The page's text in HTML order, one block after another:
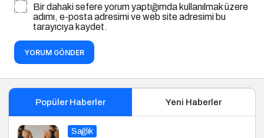
Bir dahaki sefere yorum yaptığımda kullanılmak üzere
adımı, e-posta adresimi ve web site adresimi bu
tarayıcıya kaydet.
YORUM GÖNDER
Popüler Haberler Yeni Haberler
Sağlık